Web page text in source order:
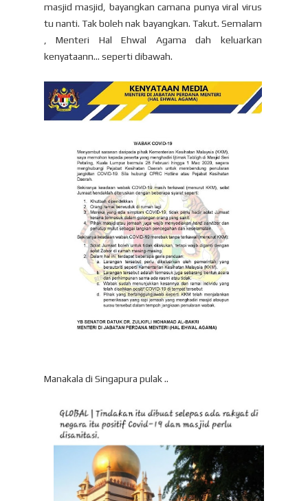
masjid masjid, bayangkan camana punya viral virus
tu nanti. Tak boleh nak bayangkan. Takut. Semalam
, Menteri Hal Ehwal Agama dah keluarkan
kenyataann... seperti dibawah.
Manakala di Singapura pulak ..